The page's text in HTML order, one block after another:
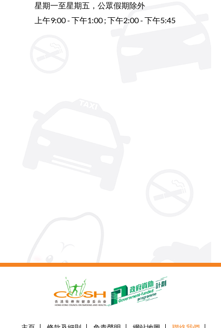
星期一至星期五，公眾假期除外
上午9:00 - 下午1:00 ; 下午2:00 - 下午5:45